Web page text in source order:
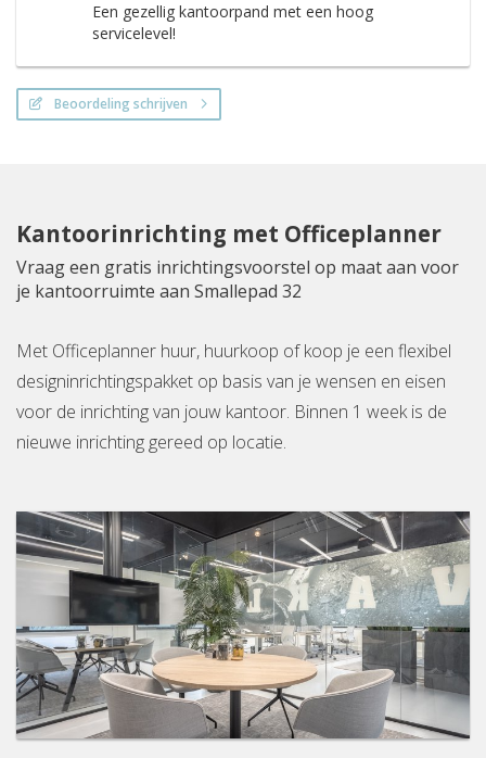
Een gezellig kantoorpand met een hoog
servicelevel!
Beoordeling schrijven
Kantoorinrichting met Officeplanner
Vraag een gratis inrichtingsvoorstel op maat aan voor
je kantoorruimte aan Smallepad 32
Met Officeplanner huur, huurkoop of koop je een flexibel
designinrichtingspakket op basis van je wensen en eisen
voor de inrichting van jouw kantoor. Binnen 1 week is de
nieuwe inrichting gereed op locatie.